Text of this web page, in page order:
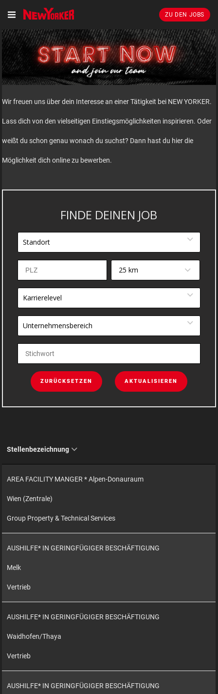
ZU DEN JOBS
Wir freuen uns über dein Interesse an einer Tätigkeit bei NEW YORKER.
Lass dich von den vielseitigen Einstiegsmöglichkeiten inspirieren. Oder
weißt du schon genau wonach du suchst? Dann hast du hier die
Möglichkeit dich online zu bewerben.
FINDE DEINEN JOB
Standort
25 km
Karrierelevel
Unternehmensbereich
ZURÜCKSETZEN AKTUALISIEREN
Stellenbezeichnung
AREA FACILITY MANGER * Alpen-Donauraum
Wien (Zentrale)
Group Property & Technical Services
AUSHILFE* IN GERINGFÜGIGER BESCHÄFTIGUNG
Melk
Vertrieb
AUSHILFE* IN GERINGFÜGIGER BESCHÄFTIGUNG
Waidhofen/Thaya
Vertrieb
AUSHILFE* IN GERINGFÜGIGER BESCHÄFTIGUNG